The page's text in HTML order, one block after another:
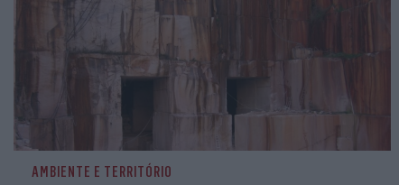
AMBIENTE E TERRITÓRIO